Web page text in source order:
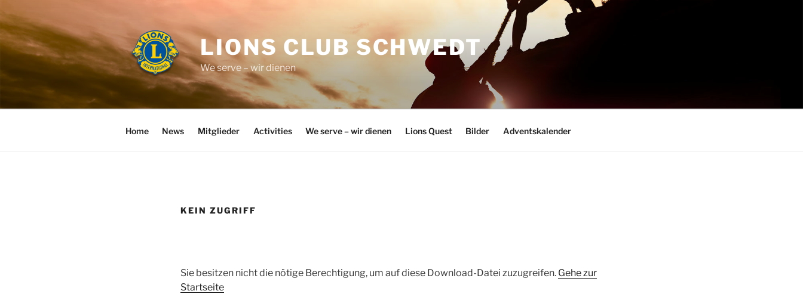
Inhalt
springen
LIONS CLUB SCHWEDT
We serve – wir dienen
Home News Mitglieder Activities We serve – wir dienen Lions Quest Bilder Adventskalender
KEIN ZUGRIFF
Sie besitzen nicht die nötige Berechtigung, um auf diese Download-Datei zuzugreifen. Gehe zur
Startseite